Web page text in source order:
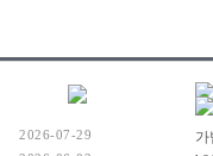
2026-07-29